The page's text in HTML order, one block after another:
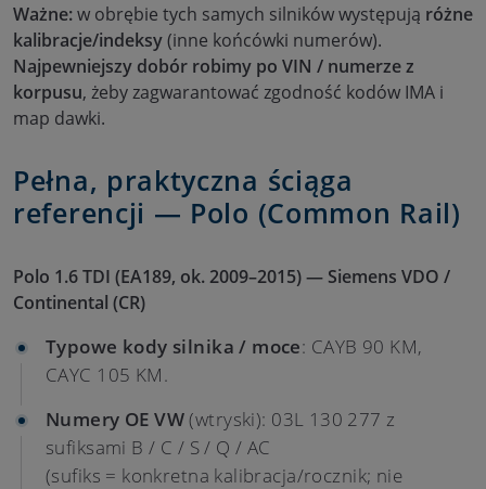
Ważne:w obrębie tych samych silników występują różne
kalibracje/indeksy(inne końcówki numerów).
Najpewniejszy dobór robimy po VIN / numerze z
korpusu, żeby zagwarantować zgodność kodów IMA i
map dawki.
Pełna, praktyczna ściąga
referencji — Polo (Common Rail)
Polo 1.6 TDI (EA189, ok. 2009–2015) — Siemens VDO /
Continental (CR)
Typowe kody silnika / moce: CAYB 90 KM,
CAYC 105 KM.
Numery OE VW(wtryski): 03L 130 277 z
sufiksami B / C / S / Q / AC
(sufiks = konkretna kalibracja/rocznik; nie